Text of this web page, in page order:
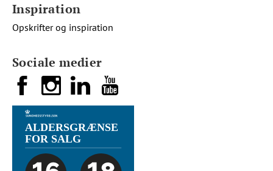
Sociale medier
Inspiration
Opskrifter og inspiration